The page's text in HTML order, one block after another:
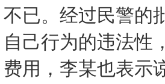
不已。经过民警的
自己行为的违法性
费用，李某也表示